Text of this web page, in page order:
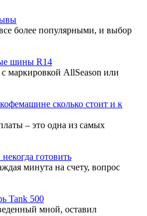
более популярными, и выбор
шины R14
маркировкой AllSeason или
сколько стоит и к
– это одна из самых
готовить
минута на счету, вопрос
Tank 500
мной, оставил